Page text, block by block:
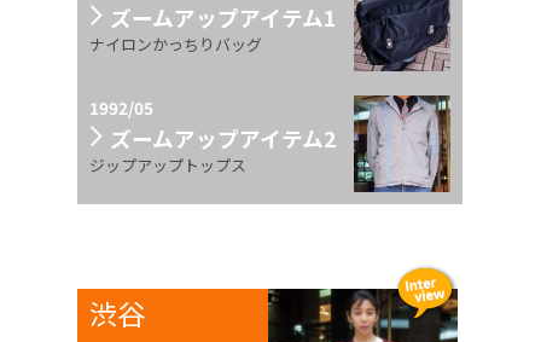
ズームアップアイテム1
ナイロンかっちりバッグ
1992/05
ズームアップアイテム2
ジップアップトップス
渋谷